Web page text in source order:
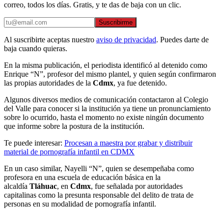
correo, todos los días. Gratis, y te das de baja con un clic.
Suscribirme
Al suscribirte aceptas nuestro aviso de privacidad. Puedes darte de
baja cuando quieras.
En la misma publicación, el periodista identificó al detenido como
Enrique “N”, profesor del mismo plantel, y quien según confirmaron
las propias autoridades de la Cdmx, ya fue detenido.
Algunos diversos medios de comunicación contactaron al Colegio
del Valle para conocer si la institución ya tiene un pronunciamiento
sobre lo ocurrido, hasta el momento no existe ningún documento
que informe sobre la postura de la institución.
Te puede interesar: Procesan a maestra por grabar y distribuir
material de pornografía infantil en CDMX
En un caso similar, Nayelli “N”, quien se desempeñaba como
profesora en una escuela de educación básica en la
alcaldía Tláhuac, en Cdmx, fue señalada por autoridades
capitalinas como la presunta responsable del delito de trata de
personas en su modalidad de pornografía infantil.